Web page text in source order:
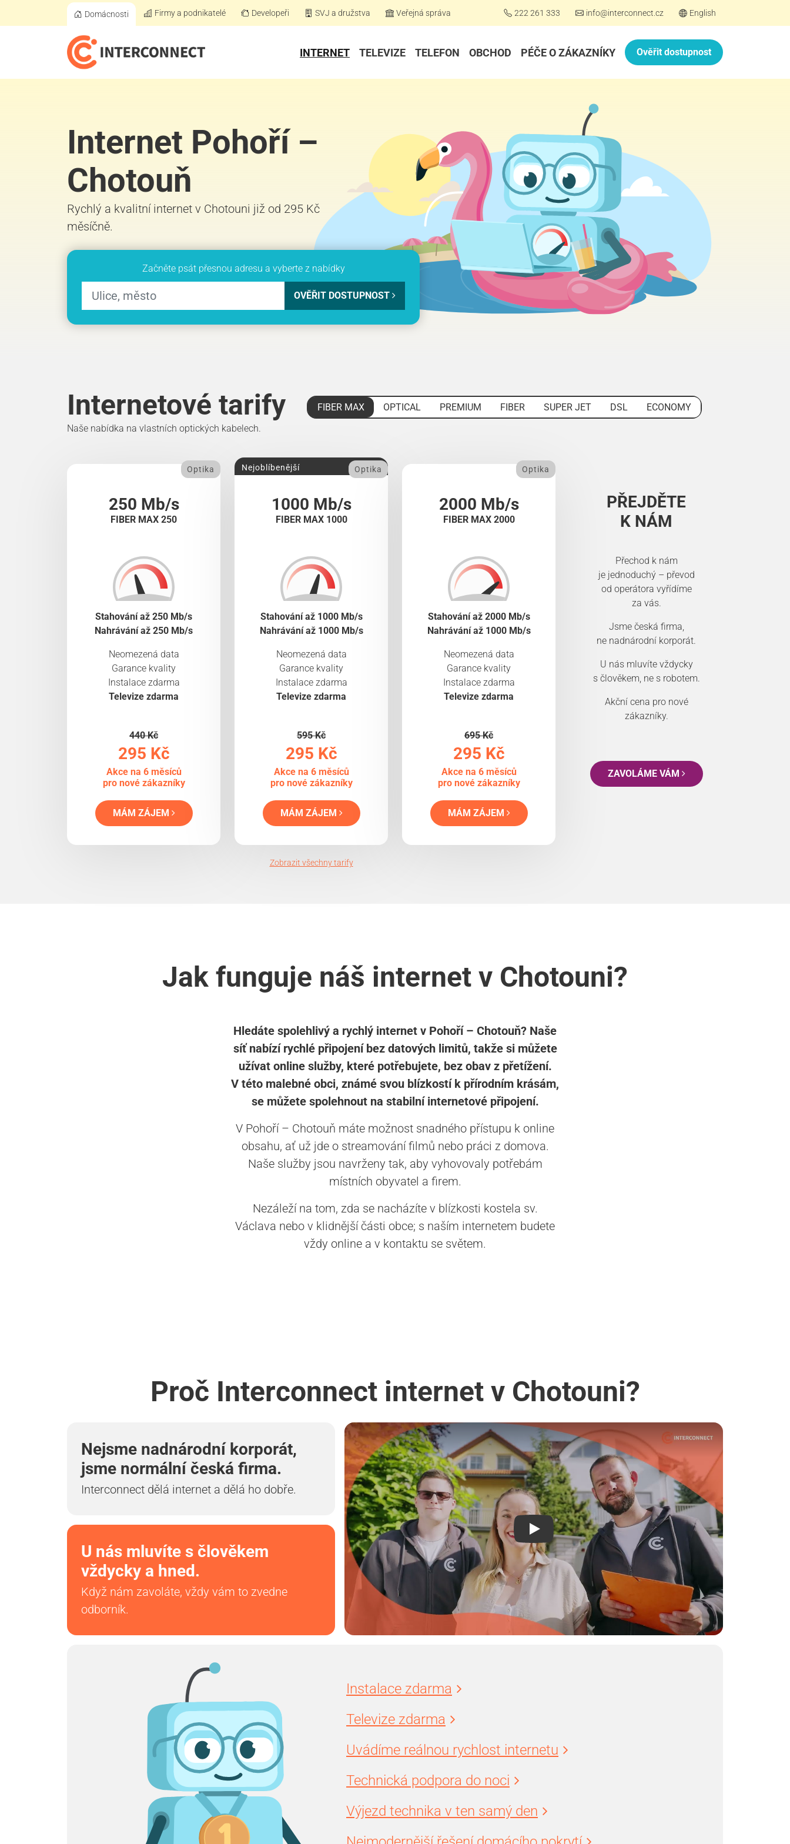
Domácnosti Firmy a podnikatelé Developeři SVJ a družstva Veřejná správa 222 261 333 info@interconnect.cz English
INTERNET TELEVIZE TELEFON OBCHOD PÉČE O ZÁKAZNÍKY Ověřit dostupnost
Internet Pohoří –
Chotouň
Rychlý a kvalitní internet v Chotouni již od 295 Kč
měsíčně.
Začněte psát přesnou adresu a vyberte z nabídky
OVĚŘIT DOSTUPNOST
Internetové tarify FIBER MAX OPTICAL PREMIUM FIBER SUPER JET DSL
ECONOMY
Naše nabídka na vlastních optických kabelech.
250 Mb/s
FIBER MAX 250
Optika
Stahování až 250 Mb/s
Nahrávání až 250 Mb/s
Neomezená data
Garance kvality
Instalace zdarma
Televize zdarma
440 Kč
295 Kč
Akce na 6 měsíců
pro nové zákazníky
MÁM ZÁJEM
1000 Mb/s
FIBER MAX 1000
Nejoblíbenější Optika
Stahování až 1000 Mb/s
Nahrávání až 1000 Mb/s
Neomezená data
Garance kvality
Instalace zdarma
Televize zdarma
595 Kč
295 Kč
Akce na 6 měsíců
pro nové zákazníky
MÁM ZÁJEM
2000 Mb/s
FIBER MAX 2000
Optika
Stahování až 2000 Mb/s
Nahrávání až 1000 Mb/s
Neomezená data
Garance kvality
Instalace zdarma
Televize zdarma
695 Kč
295 Kč
Akce na 6 měsíců
pro nové zákazníky
MÁM ZÁJEM
PŘEJDĚTE
K NÁM
Přechod k nám
je jednoduchý – převod
od operátora vyřídíme
za vás.
Jsme česká firma,
ne nadnárodní korporát.
U nás mluvíte vždycky
s člověkem, ne s robotem.
Akční cena pro nové
zákazníky.
ZAVOLÁME VÁM
Zobrazit všechny tarify
Jak funguje náš internet v Chotouni?
Hledáte spolehlivý a rychlý internet v Pohoří – Chotouň? Naše
síť nabízí rychlé připojení bez datových limitů, takže si můžete
užívat online služby, které potřebujete, bez obav z přetížení.
V této malebné obci, známé svou blízkostí k přírodním krásám,
se můžete spolehnout na stabilní internetové připojení.
V Pohoří – Chotouň máte možnost snadného přístupu k online
obsahu, ať už jde o streamování filmů nebo práci z domova.
Naše služby jsou navrženy tak, aby vyhovovaly potřebám
místních obyvatel a firem.
Nezáleží na tom, zda se nacházíte v blízkosti kostela sv.
Václava nebo v klidnější části obce; s naším internetem budete
vždy online a v kontaktu se světem.
Proč Interconnect internet v Chotouni?
Nejsme nadnárodní korporát,
jsme normální česká firma.
Interconnect dělá internet a dělá ho dobře.
U nás mluvíte s člověkem
vždycky a hned.
Když nám zavoláte, vždy vám to zvedne
odborník.
Instalace zdarma
Televize zdarma
Uvádíme reálnou rychlost internetu
Technická podpora do noci
Výjezd technika v ten samý den